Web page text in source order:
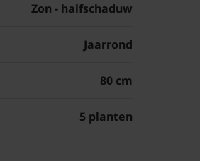
Zon - halfschaduw
Jaarrond
80 cm
5 planten